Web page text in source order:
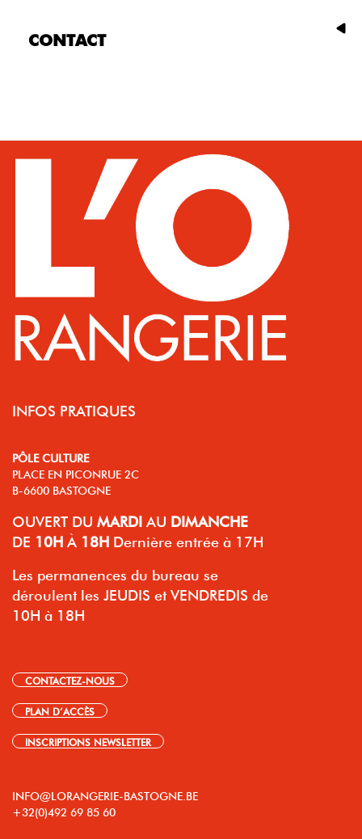
CONTACT
INFOS PRATIQUES
PÔLE CULTURE
PLACE EN PICONRUE 2C
B-6600 BASTOGNE
OUVERT DU MARDI AU DIMANCHE
DE 10H À 18H Dernière entrée à 17H
Les permanences du bureau se
déroulent les JEUDIS et VENDREDIS de
10H à 18H
CONTACTEZ-NOUS
PLAN D’ACCÈS
INSCRIPTIONS NEWSLETTER
INFO@LORANGERIE-BASTOGNE.BE
+32(0)492 69 85 60